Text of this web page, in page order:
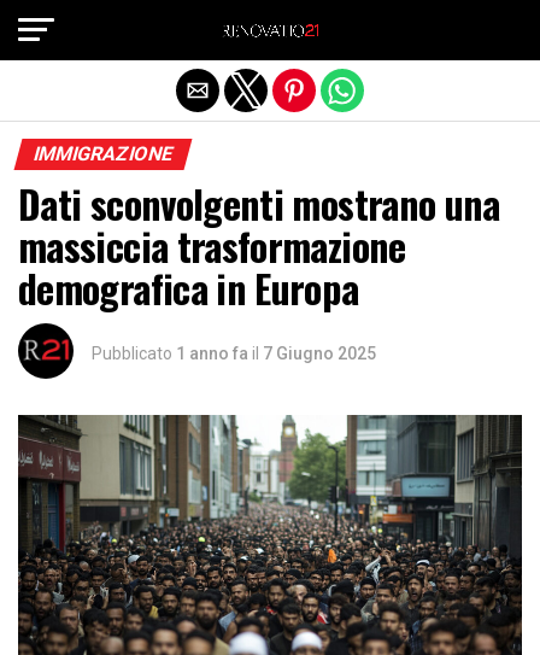
IMMIGRAZIONE
Dati sconvolgenti mostrano una
massiccia trasformazione
demografica in Europa
Pubblicato 1 anno fa il 7 Giugno 2025
Exit mobile version